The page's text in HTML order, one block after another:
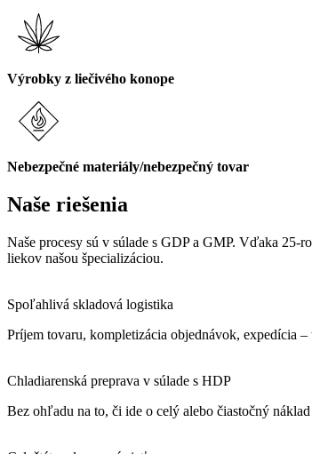
Výrobky z liečivého konope
Nebezpečné materiály/nebezpečný tovar
Naše riešenia
Naše procesy sú v súlade s GDP a GMP. Vďaka 25-
liekov našou špecializáciou.
Spoľahlivá skladová logistika
Príjem tovaru, kompletizácia objednávok, expedícia
Chladiarenská preprava v súlade s HDP
Bez ohľadu na to, či ide o celý alebo čiastočný